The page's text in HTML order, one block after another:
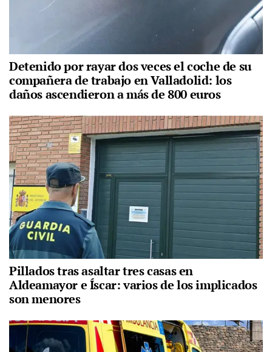
Detenido por rayar dos veces el coche de su
compañera de trabajo en Valladolid: los
daños ascendieron a más de 800 euros
Pillados tras asaltar tres casas en
Aldeamayor e Íscar: varios de los implicados
son menores